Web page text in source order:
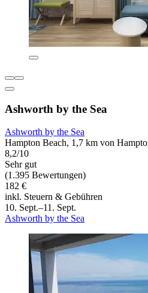
Ashworth by the Sea
Ashworth by the Sea
Hampton Beach, 1,7 km von
8,2/10
Sehr gut
(1.395 Bewertungen)
182 €
inkl. Steuern & Gebühren
10. Sept.–11. Sept.
Ashworth by the Sea